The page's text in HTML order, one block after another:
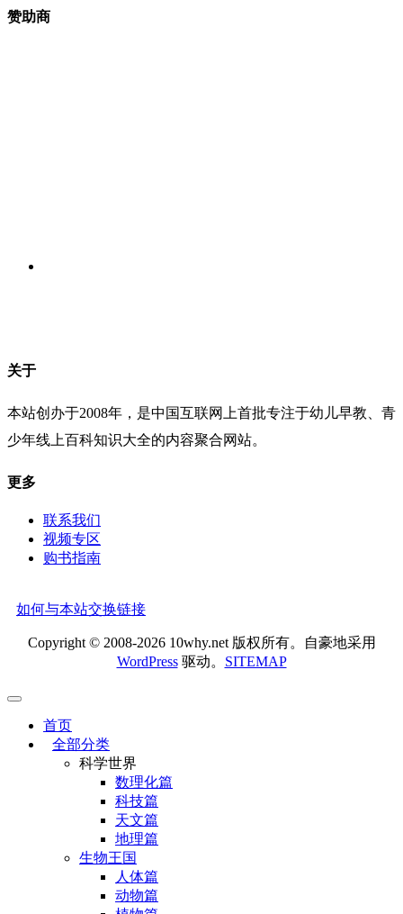
赞助商
关于
本站创办于2008年，是中国互联网上首批专注于幼儿早教、青
少年线上百科知识大全的内容聚合网站。
更多
联系我们
视频专区
购书指南
如何与本站交换链接
Copyright © 2008-2026 10why.net 版权所有。自豪地采用
WordPress驱动。 SITEMAP
首页
全部分类
科学世界
数理化篇
科技篇
天文篇
地理篇
生物王国
人体篇
动物篇